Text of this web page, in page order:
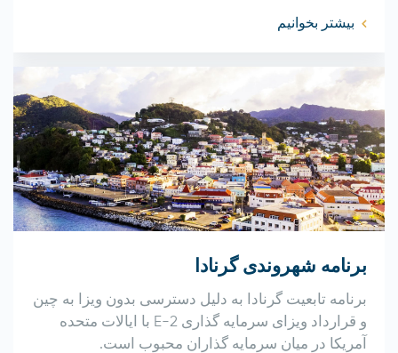
بیشتر بخوانیم
برنامه شهروندی گرنادا
برنامه تابعیت گرنادا به دلیل دسترسی بدون ویزا به چین
و قرارداد ویزای سرمایه گذاری E-2 با ایالات متحده
آمریکا در میان سرمایه گذاران محبوب است.